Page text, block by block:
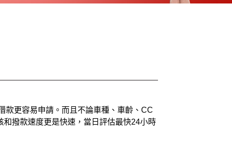
款更容易申請。而且不論車種、車齡、CC
撥款速度更是快速，當日評估最快24小時